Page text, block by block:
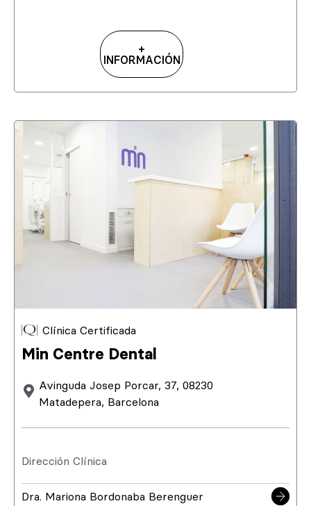
+
INFORMACIÓN
Clínica Certificada
Min Centre Dental
Avinguda Josep Porcar, 37, 08230
Matadepera, Barcelona
Dirección Clínica
Dra. Mariona Bordonaba Berenguer